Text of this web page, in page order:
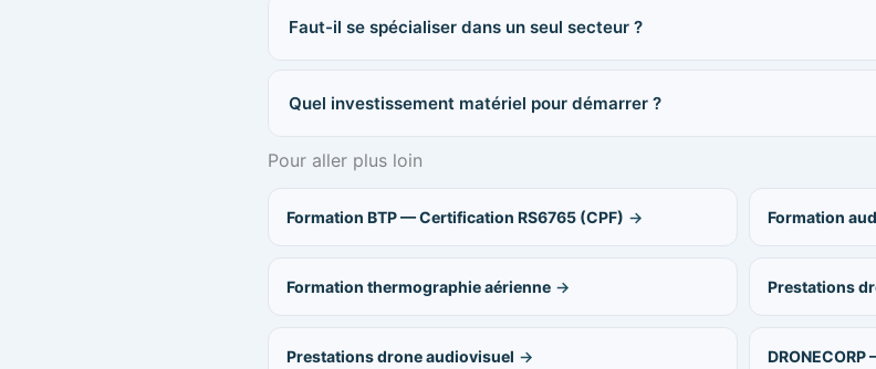
Faut-il se spécialiser dans un seul secteur ?
Quel investissement matériel pour démarrer ?
Pour aller plus loin
Formation BTP — Certification RS6765 (CPF) Formation
Formation thermographie aérienne Prestations
Prestations drone audiovisuel